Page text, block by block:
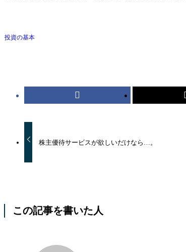
投資の基本
株主優待サービスが欲しいだけなら…。
この記事を書いた人